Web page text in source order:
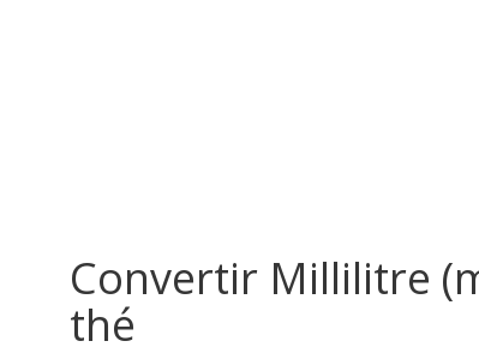
Convertir Millilitre
thé